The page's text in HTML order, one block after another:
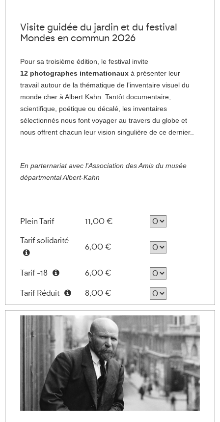
Visite guidée du jardin et du festival
Mondes en commun 2026
Pour sa troisième édition, le festival invite
12 photographes internationaux à présenter leur
travail autour de la thématique de l’inventaire visuel du
monde cher à Albert Kahn. Tantôt documentaire,
scientifique, poétique ou décalé, les inventaires
sélectionnés nous font voyager au travers du globe et
nous offrent chacun leur vision singulière de ce dernier..
En parternariat avec l'Association des Amis du musée
départmental Albert-Kahn
Plein Tarif
11,00 €
Tarif solidarité
6,00 €
Tarif -18
6,00 €
Tarif Réduit
Information
8,00 €